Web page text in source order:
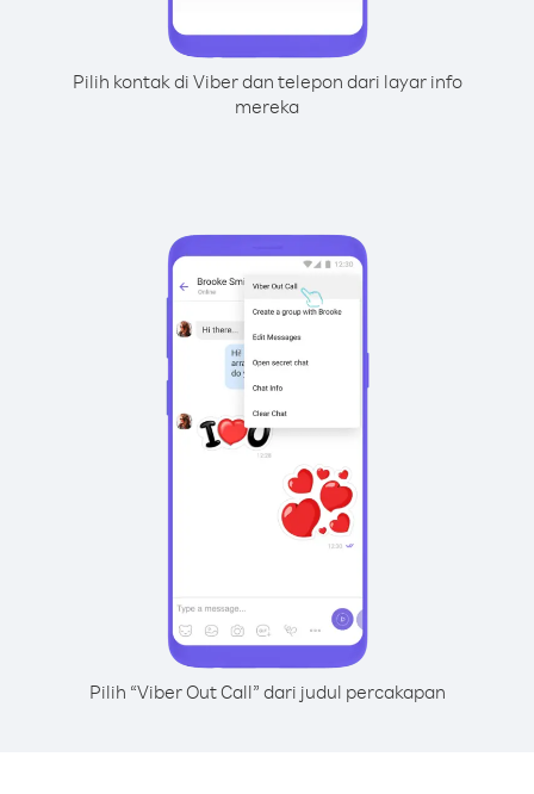
Pilih kontak di Viber dan telepon dari layar info
mereka
Pilih “Viber Out Call” dari judul percakapan